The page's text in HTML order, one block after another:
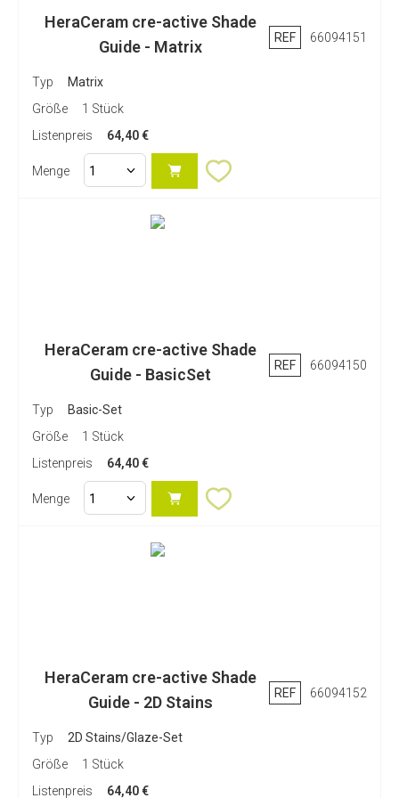
ARBEITEN SIE KREAKTIV - MIT
HERACERAM CRE-ACTIVE
Technisch Perfekt
2D- und 3D-Massen in verschiedenen
Transluzenz- und Opakheitsstufen für
Vergleichbare Ergebnisse vor und nach
Links: Nass-in-Nass-Anwendung vor dem Brand vs. rechts:
nach dem Brand.
Restauration mit HeraCeram cre-active 2D EH Bright. Die
Transluzenz bleibt erhalten.
HeraCeram cre-active Shade
Guide - Matrix
REF 66094151
Typ
Matrix
Größe
1 Stück
Listenpreis
64,40 €
Menge
HeraCeram cre-active Shade
Guide - BasicSet
REF 66094150
Typ
Basic-Set
Größe
1 Stück
Listenpreis
64,40 €
Menge
HeraCeram cre-active Shade
Guide - 2D Stains
REF 66094152
Typ
2D Stains/Glaze-Set
Größe
1 Stück
Listenpreis
64,40 €